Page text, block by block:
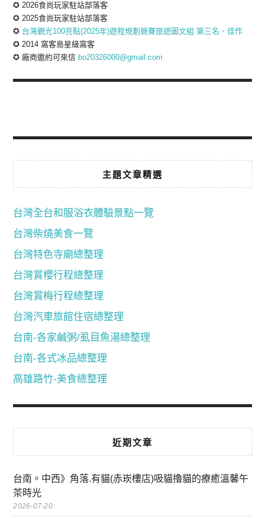
✪ 2026食尚玩家駐站部落客
✪ 2025食尚玩家駐站部落客
✪ 台灣觀光100亮點(2025年)遊程規劃競賽旅遊圖文組 第三名、佳作
✪ 2014 窩客島星級窩客
✪ 廠商邀約可來信 bo20326000@gmail.com
主題文章精選
台灣全台和服浴衣體驗景點一覽
台灣柴燒美食一覽
台灣特色寺廟總整理
台灣賞櫻行程總整理
台灣賞梅行程總整理
台灣汽車旅館住宿總整理
台南-各家鹹粥/虱目魚湯總整理
台南-各式冰品總整理
高雄路竹-美食總整理
近期文章
台南。中西》角落.有貓(赤崁樓店)吸貓擼貓的療癒溫馨午
茶時光
2026-07-20